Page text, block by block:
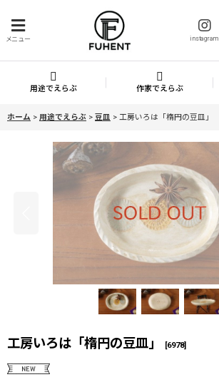
メニュー instagram
用途でえらぶ 作家でえらぶ
ホーム > 用途でえらぶ > 豆皿 > 工房いろは「楕円の豆皿」
工房いろは「楕円の豆皿」 [6978]